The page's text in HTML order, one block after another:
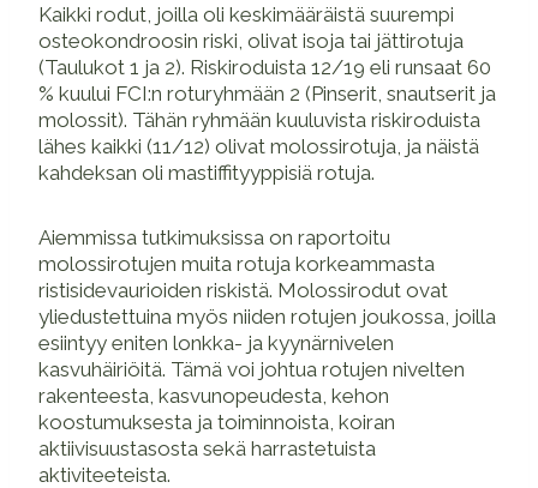
Kaikki rodut, joilla oli keskimääräistä suurempi
osteokondroosin riski, olivat isoja tai jättirotuja
(Taulukot 1 ja 2). Riskiroduista 12/19 eli runsaat 60
% kuului FCI:n roturyhmään 2 (Pinserit, snautserit ja
molossit). Tähän ryhmään kuuluvista riskiroduista
lähes kaikki (11/12) olivat molossirotuja, ja näistä
kahdeksan oli mastiffityyppisiä rotuja.
Aiemmissa tutkimuksissa on raportoitu
molossirotujen muita rotuja korkeammasta
ristisidevaurioiden riskistä. Molossirodut ovat
yliedustettuina myös niiden rotujen joukossa, joilla
esiintyy eniten lonkka- ja kyynärnivelen
kasvuhäiriöitä. Tämä voi johtua rotujen nivelten
rakenteesta, kasvunopeudesta, kehon
koostumuksesta ja toiminnoista, koiran
aktiivisuustasosta sekä harrastetuista
aktiviteeteista.